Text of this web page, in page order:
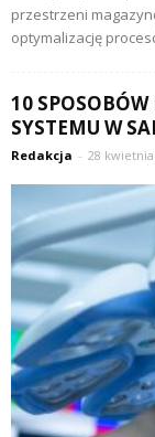
przestrzeni
optymalizację
10
SYSTEMU W
Redakcja - 28 kwietnia